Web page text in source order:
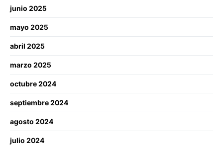
junio 2025
mayo 2025
abril 2025
marzo 2025
octubre 2024
septiembre 2024
agosto 2024
julio 2024